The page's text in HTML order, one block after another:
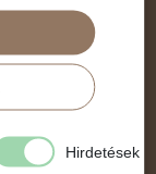
Hirdetések